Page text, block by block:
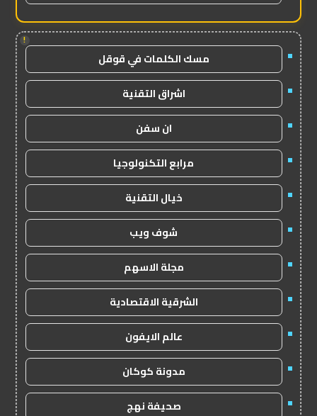
!
مسك الكلمات في قوقل
اشراق التقنية
ان سفن
مرابع التكنولوجيا
خيال التقنية
شوف ويب
مجلة الاسهم
الشرقية الاقتصادية
عالم الايفون
مدونة كوكان
صحيفة نهج